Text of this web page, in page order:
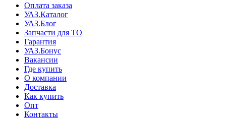
Оплата заказа
УАЗ.Каталог
УАЗ.Блог
Запчасти для ТО
Гарантия
УАЗ.Бонус
Вакансии
Где купить
О компании
Доставка
Как купить
Опт
Контакты